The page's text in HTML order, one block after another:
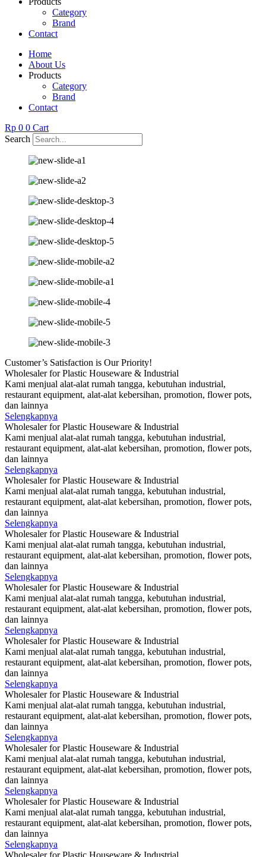
Category
Brand
Contact
Home
About Us
Products
Category
Brand
Contact
Rp 0 0 Cart
Search
Customer’s Satisfaction is OurPriority!
Wholesaler for Plastic Houseware & Industrial
Kami menjual alat-alat rumah tangga, kebutuhan industrial,
restaurant equipment, alat-alat kebersihan, promotion, flower pots,
dan lainnya
Selengkapnya
Wholesaler for Plastic Houseware & Industrial
Kami menjual alat-alat rumah tangga, kebutuhan industrial,
restaurant equipment, alat-alat kebersihan, promotion, flower pots,
dan lainnya
Selengkapnya
Wholesaler for Plastic Houseware & Industrial
Kami menjual alat-alat rumah tangga, kebutuhan industrial,
restaurant equipment, alat-alat kebersihan, promotion, flower pots,
dan lainnya
Selengkapnya
Wholesaler for Plastic Houseware & Industrial
Kami menjual alat-alat rumah tangga, kebutuhan industrial,
restaurant equipment, alat-alat kebersihan, promotion, flower pots,
dan lainnya
Selengkapnya
Wholesaler for Plastic Houseware & Industrial
Kami menjual alat-alat rumah tangga, kebutuhan industrial,
restaurant equipment, alat-alat kebersihan, promotion, flower pots,
dan lainnya
Selengkapnya
Wholesaler for Plastic Houseware & Industrial
Kami menjual alat-alat rumah tangga, kebutuhan industrial,
restaurant equipment, alat-alat kebersihan, promotion, flower pots,
dan lainnya
Selengkapnya
Wholesaler for Plastic Houseware & Industrial
Kami menjual alat-alat rumah tangga, kebutuhan industrial,
restaurant equipment, alat-alat kebersihan, promotion, flower pots,
dan lainnya
Selengkapnya
Wholesaler for Plastic Houseware & Industrial
Kami menjual alat-alat rumah tangga, kebutuhan industrial,
restaurant equipment, alat-alat kebersihan, promotion, flower pots,
dan lainnya
Selengkapnya
Wholesaler for Plastic Houseware & Industrial
Kami menjual alat-alat rumah tangga, kebutuhan industrial,
restaurant equipment, alat-alat kebersihan, promotion, flower pots,
dan lainnya
Selengkapnya
Wholesaler for Plastic Houseware & Industrial